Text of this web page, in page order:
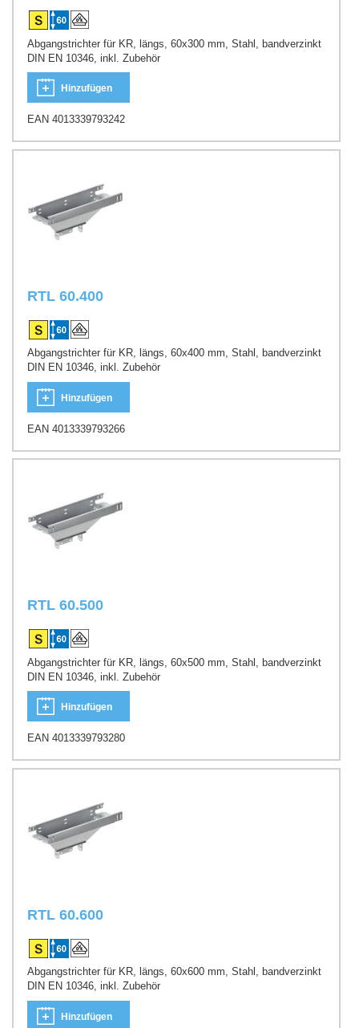
Abgangstrichter für KR, längs, 60x300 mm, Stahl, bandverzinkt
DIN EN 10346, inkl. Zubehör
Hinzufügen
EAN 4013339793242
RTL 60.400
Abgangstrichter für KR, längs, 60x400 mm, Stahl, bandverzinkt
DIN EN 10346, inkl. Zubehör
Hinzufügen
EAN 4013339793266
RTL 60.500
Abgangstrichter für KR, längs, 60x500 mm, Stahl, bandverzinkt
DIN EN 10346, inkl. Zubehör
Hinzufügen
EAN 4013339793280
RTL 60.600
Abgangstrichter für KR, längs, 60x600 mm, Stahl, bandverzinkt
DIN EN 10346, inkl. Zubehör
Hinzufügen